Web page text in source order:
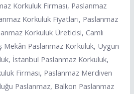
Korkuluk Firması, Paslanmaz
Korkuluk Fiyatları, Paslanmaz
Korkuluk Üreticisi, Camlı
Mekân Paslanmaz Korkuluk, Uygun
İstanbul Paslanmaz Korkuluk,
Firması, Paslanmaz Merdiven
Paslanmaz, Balkon Paslanmaz